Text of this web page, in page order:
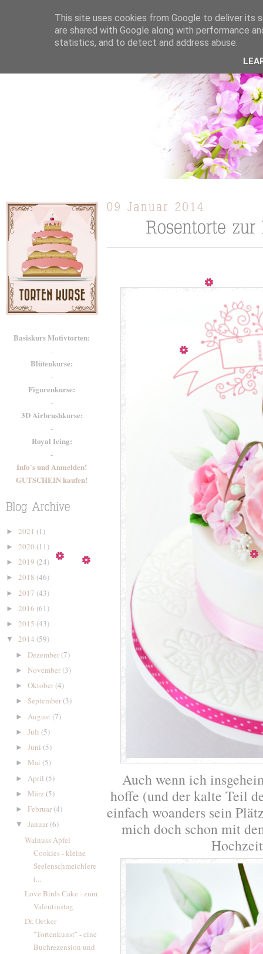
ÜBER MICH KOOPERATION TORTEN / KUCHEN /
Basiskurs Motivtorten:
-
Blütenkurse:
-
Figurenkurse:
-
3D Airbrushkurse:
-
Royal Icing:
-
Info`s und Anmelden!
GUTSCHEIN kaufen!
► 2021 (1)
► 2020 (11)
► 2019 (24)
► 2018 (46)
► 2017 (43)
► 2016 (61)
► 2015 (43)
▼ 2014 (59)
► Dezember(7)
► November(3)
► Oktober(4)
► September(3)
► August (7)
► Juli (5)
► Juni (5)
► Mai (5)
► April (5)
► März(5)
► Februar(4)
▼ Januar(6)
Walnuss Apfel
Cookies - kleine
Seelenschmeichlere
i...
Love Birds Cake - zum
Valentinstag
Dr. Oetker
"Tortenkunst" - eine
Buchrezension und
Auch wenn ich
hoffe (und der kalte Teil
einfach woanders sein
mich doch schon mit
This site uses cookies from Google to deliver its
are shared with Google along with performance
statistics, and to detect and address abuse.